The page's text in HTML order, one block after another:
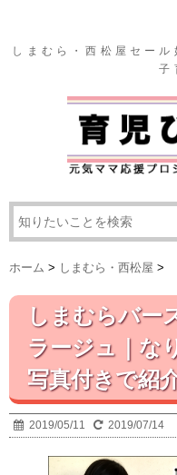
しまむら・西松屋セー
子
ホーム > しまむら・西松屋 >
しまむらバー
ラージュ｜な
写真付きで紹
2019/05/11 2019/07/14